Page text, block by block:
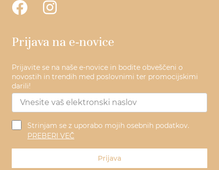
Prijava na e-novice
Prijavite se na naše e-novice in bodite obveščeni o
novostih in trendih med poslovnimi ter promocijskimi
darili!
Strinjam se z uporabo mojih osebnih podatkov.
PREBERI VEČ
Prijava